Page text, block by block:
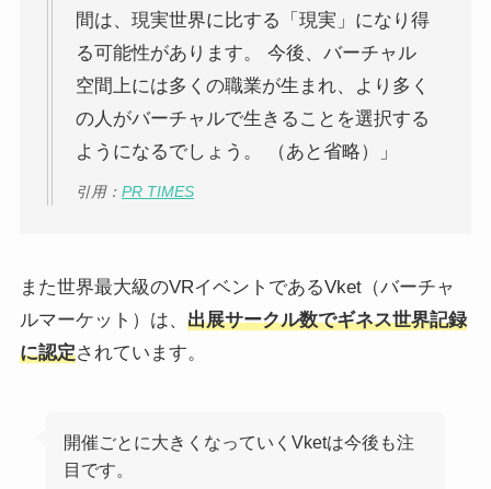
間は、現実世界に比する「現実」になり得
る可能性があります。 今後、バーチャル
空間上には多くの職業が生まれ、より多く
の人がバーチャルで生きることを選択する
ようになるでしょう。 （あと省略）」
引用： PR TIMES
また世界最大級のVRイベントであるVket（バーチャ
ルマーケット）は、 出展サークル数でギネス世界記録
に認定されています。
開催ごとに大きくなっていくVketは今後も注
目です。